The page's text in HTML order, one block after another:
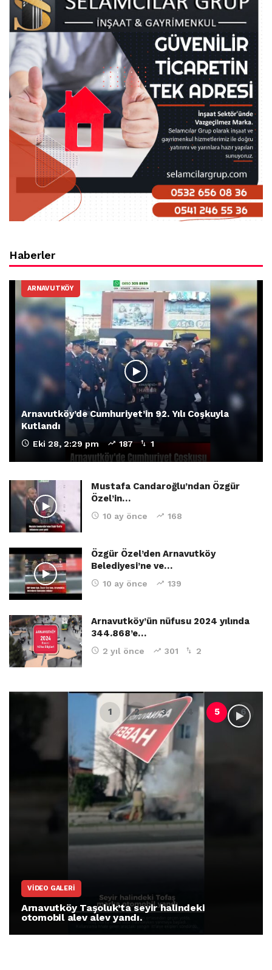
Haberler
ARNAVUTKÖY
Arnavutköy’de Cumhuriyet’in 92. Yılı Coşkuyla
Kutlandı
Eki 28, 2:29 pm 187 1
Mustafa Candaroğlu’ndan Özgür
Özel’in…
10 ay önce 168
Özgür Özel’den Arnavutköy
Belediyesi’ne ve…
10 ay önce 139
Arnavutköy’ün nüfusu 2024 yılında
344.868’e…
2 yıl önce 301 2
ARNAVUTKÖY
Arnavutköy İmrahor Mahallesi sakinleri
protesto gösterisi düzenledi